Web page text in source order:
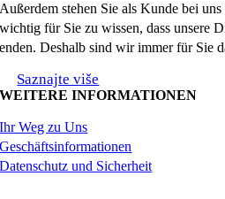
Außerdem stehen Sie als Kunde bei
wichtig für Sie zu wissen, dass unsere
enden. Deshalb sind wir immer für Sie
Saznajte više
WEITERE INFORMATIONEN
Ihr Weg zu Uns
Geschäftsinformationen
Datenschutz und Sicherheit